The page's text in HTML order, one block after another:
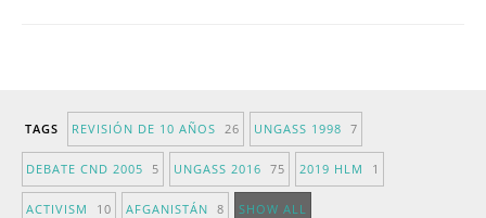
TAGS REVISIÓN DE 10 AÑOS 26 UNGASS 1998 7
DEBATE CND 2005 5 UNGASS 2016 75 2019 HLM 1
ACTIVISM 10 AFGANISTÁN 8 SHOW ALL